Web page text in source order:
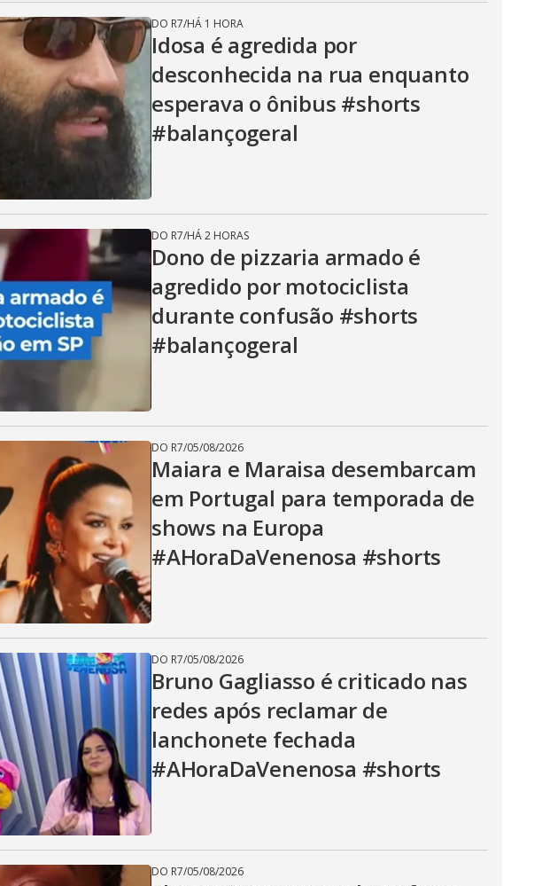
DO R7/HÁ 1 HORA
Idosa é agredida por
desconhecida na rua enquanto
esperava o ônibus #shorts
#balançogeral
DO R7/HÁ 2 HORAS
Dono de pizzaria armado é
agredido por motociclista
durante confusão #shorts
#balançogeral
DO R7/05/08/2026
Maiara e Maraisa desembarcam
em Portugal para temporada de
shows na Europa
#AHoraDaVenenosa #shorts
DO R7/05/08/2026
Bruno Gagliasso é criticado nas
redes após reclamar de
lanchonete fechada
#AHoraDaVenenosa #shorts
DO R7/05/08/2026